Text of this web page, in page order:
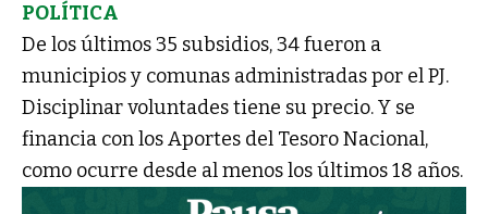
POLÍTICA
De los últimos 35 subsidios, 34 fueron a
municipios y comunas administradas por el PJ.
Disciplinar voluntades tiene su precio. Y se
financia con los Aportes del Tesoro Nacional,
como ocurre desde al menos los últimos 18 años.